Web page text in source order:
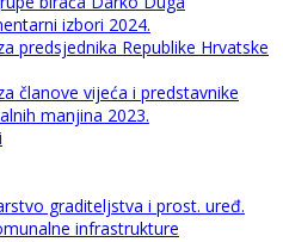
izbori 2024.
predsjednika Republike Hrvatske
članove vijeća i predstavnike
manjina 2023.
graditeljstva i prost. uređ.
infrastrukture